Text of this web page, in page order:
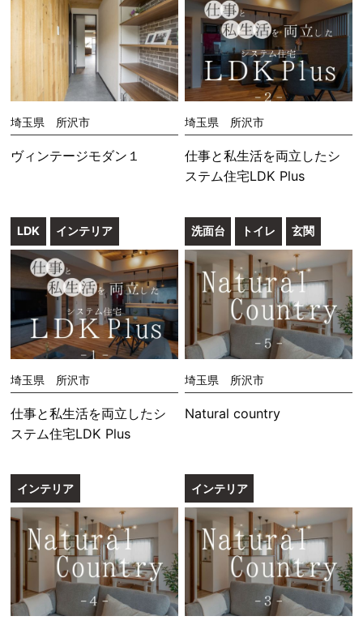
埼玉県 所沢市
ヴィンテージモダン１
埼玉県 所沢市
仕事と私生活を両立したシ
ステム住宅LDK Plus
LDK インテリア
埼玉県 所沢市
仕事と私生活を両立したシ
ステム住宅LDK Plus
洗面台 トイレ 玄関
埼玉県 所沢市
Natural country
インテリア インテリア